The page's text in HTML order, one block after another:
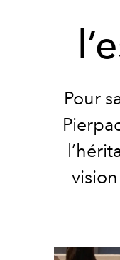
Pour